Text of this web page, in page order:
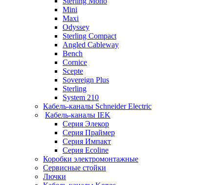
Mini
Maxi
Odyssey
Sterling Compact
Angled Cableway
Bench
Cornice
Scepte
Sovereign Plus
Sterling
System 210
Кабель-каналы Schneider Electric
Кабель-каналы IEK
Серия Элекор
Серия Праймер
Серия Импакт
Серия Ecoline
Коробки электромонтажные
Сервисные стойки
Лючки